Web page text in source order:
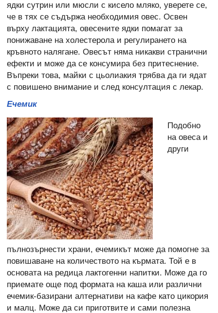
ядки сутрин или мюсли с кисело мляко, уверете се,
че в тях се съдържа необходимия овес. Освен
върху лактацията, овесените ядки помагат за
понижаване на холестерола и регулирането на
кръвното налягане. Овесът няма никакви странични
ефекти и може да се консумира без притеснение.
Въпреки това, майки с цьолиакия трябва да ги ядат
с повишено внимание и след консултация с лекар.
Ечемик
Подобно
на овеса и
други
пълнозърнести храни, ечемикът може да помогне за
повишаване на количеството на кърмата. Той е в
основата на редица лактогенни напитки. Може да го
приемате още под формата на каша или различни
ечемик-базирани алтернативи на кафе като цикория
и малц. Може да си приготвите и сами полезна